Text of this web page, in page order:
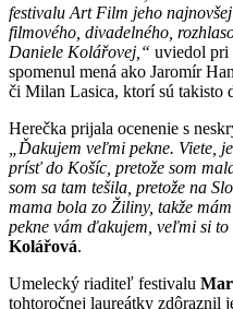
festivalu Art Film jeho
filmového, divadelného,
Daniele Kolářovej,“ uviedol pri
spomenul mená ako Jaromír
či Milan Lasica, ktorí sú takisto
Herečka prijala ocenenie s
„Ďakujem veľmi pekne. Viete,
prísť do Košíc, pretože som
som sa tam tešila, pretože na
mama bola zo Žiliny, takže
pekne vám ďakujem, veľmi si to
Kolářová.
Umelecký riaditeľ festivalu
tohtoročnej laureátky zdôraznil